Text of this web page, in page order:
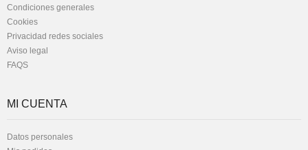
Condiciones generales
Cookies
Privacidad redes sociales
Aviso legal
FAQS
MI CUENTA
Datos personales